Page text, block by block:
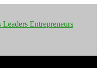
Pourquoi